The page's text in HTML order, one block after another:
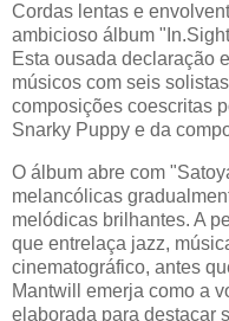
Cordas lentas e
ambicioso álbum
Esta ousada declaração
músicos com seis
composições coescritas
Snarky Puppy e da
O álbum abre com
melancólicas
melódicas brilhantes. A
que entrelaça jazz,
cinematográfico, antes
Mantwill emerja como a
elaborada para destacar